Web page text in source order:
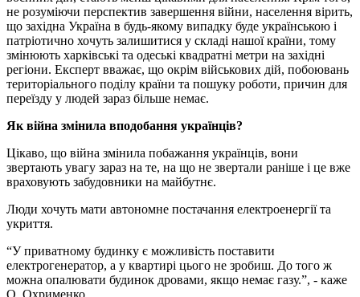
не розуміючи перспектив завершення війни, населення вірить,
що західна Україна в будь-якому випадку буде українською і
патріотично хочуть залишитися у складі нашої країни, тому
змінюють харківські та одеські квадратні метри на західні
регіони. Експерт вважає, що окрім військових дій, побоювань
територіального поділу країни та пошуку роботи, причин для
переїзду у людей зараз більше немає.
Як війна змінила вподобання українців?
Цікаво, що війна змінила побажання українців, вони
звертають увагу зараз на те, на що не звертали раніше і це вже
враховують забудовники на майбутнє.
Люди хочуть мати автономне постачання електроенергії та
укриття.
“У приватному будинку є можливість поставити
електрогенератор, а у квартирі цього не зробиш. До того ж
можна опалювати будинок дровами, якщо немає газу.”, - каже
О. Охрименко.